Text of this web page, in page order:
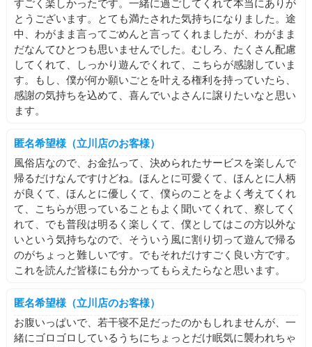
ここまで呼んでくれてありがとう🫶🏻💨
🔅いよ🔅
ょっと減らして貰いました🥲
生理中はシークレットオプションが[パイズリ][身体にフィニ
ッシュ]しか出来なくなっちゃうのでお気をつけください🙇🏻‍♀️
🙇🏻‍♀️🙇🏻‍♀️
タイミングにもよりますがだいたいオールヌード出来ます💭
いちゃいちゃいっぱいしたいです(ˊo̴̶̷̤ ̫ o̴̶̷̤ˋ)
とっても宜しくお願いします🙇🏻‍♀️🙇🏻‍♀️
そして明日出勤後から11月中旬までしばらくお休み頂きます
🥲
旅行とかじゃないんだけどかなり出勤減ります🙇🏻‍♀️
なので明日特に会いたいなの気持ち🥲
ぜひとってもよろしくお願いしたいです🥺
なーーーんていいますけど今ここまでブログ読んでいただい
タイトルの通り、話が二転三転します
すごく楽しかったです。一緒に過ごしてくれて本当にありが
とうございます。とても満たされた気持ちになりました。途
中、わがまま言ってごめんと言ってくれましたが、わがまま
だなんてひとつも思いませんでした。むしろ、たくさん配慮
してくれて、しっかり遊んでくれて、こちらが感謝していま
す。もし、僕が何か願いごとを叶える権利を持っていたら、
感謝の気持ちを込めて、喜んでいよさんに譲りたいなと思い
ます。
匿名希望様（立川店のお客様）
風俗店なので、お金払って、決められたサービスを楽しんで
帰るだけなんですけどね。ほんとに可愛くて、ほんとに人柄
が良くて、ほんとに優しくて、僕らのことをよく考えてくれ
て、こちらが思っていることもよく聞いてくれて、察してく
れて、でも普段は明るく楽しくて、僕としてはこの方以外な
いという気持ちなので、そういう風に割り切って遊んで帰る
のがちょっと難しいです。でもそれだけすごく良い方です。
これを読んだ皆様にも分かってもらえたらなと思います。
匿名希望様（立川店のお客様）
お腹いっぱいで、若干寝不足だったのかもしれませんが、一
緒にゴロゴロしているうちにちょっとだけ眠気に襲われちゃ